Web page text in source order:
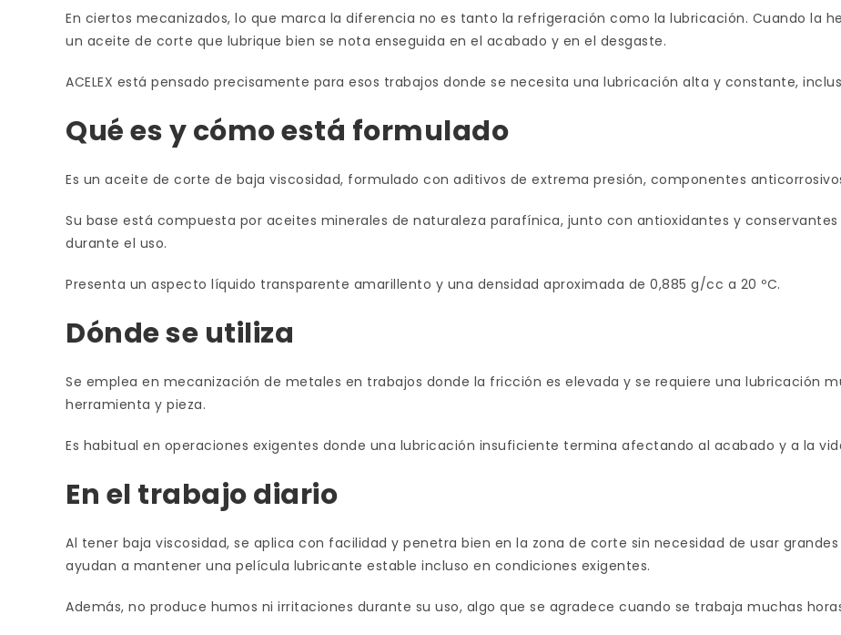
En ciertos mecanizados, lo que marca la diferencia no es tanto la refrigeración como la lubricación. Cuando la
un aceite de corte que lubrique bien se nota enseguida en el acabado y en el desgaste.
ACELEX está pensado precisamente para esos trabajos donde se necesita una lubricación alta y constante,
Qué es y cómo está formulado
Es un aceite de corte de baja viscosidad, formulado con aditivos de extrema presión, componentes
Su base está compuesta por aceites minerales de naturaleza parafínica, junto con antioxidantes y
durante el uso.
Presenta un aspecto líquido transparente amarillento y una densidad aproximada de 0,885 g/cc a 20 ºC.
Dónde se utiliza
Se emplea en mecanización de metales en trabajos donde la fricción es elevada y se requiere una lubricación
herramienta y pieza.
Es habitual en operaciones exigentes donde una lubricación insuficiente termina afectando al acabado y a la
En el trabajo diario
Al tener baja viscosidad, se aplica con facilidad y penetra bien en la zona de corte sin necesidad de usar
ayudan a mantener una película lubricante estable incluso en condiciones exigentes.
Además, no produce humos ni irritaciones durante su uso, algo que se agradece cuando se trabaja muchas